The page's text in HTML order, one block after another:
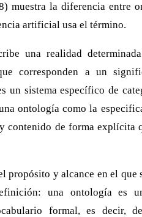
muestra la diferencia entre
artificial usa el término.
una realidad
corresponden a un
sistema específico de
ontología como la
contenido de forma explícita
propósito y alcance en el
una ontología es
formal, es decir,